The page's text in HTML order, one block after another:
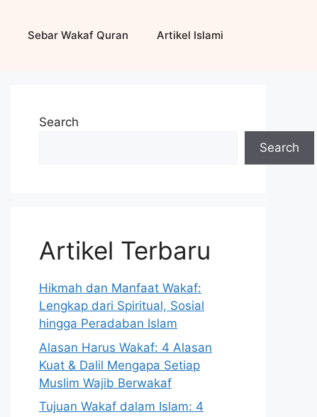
Sebar Wakaf Quran Artikel Islami
Search
Search
Artikel Terbaru
Hikmah dan Manfaat Wakaf:
Lengkap dari Spiritual, Sosial
hingga Peradaban Islam
Alasan Harus Wakaf: 4 Alasan
Kuat & Dalil Mengapa Setiap
Muslim Wajib Berwakaf
Tujuan Wakaf dalam Islam: 4